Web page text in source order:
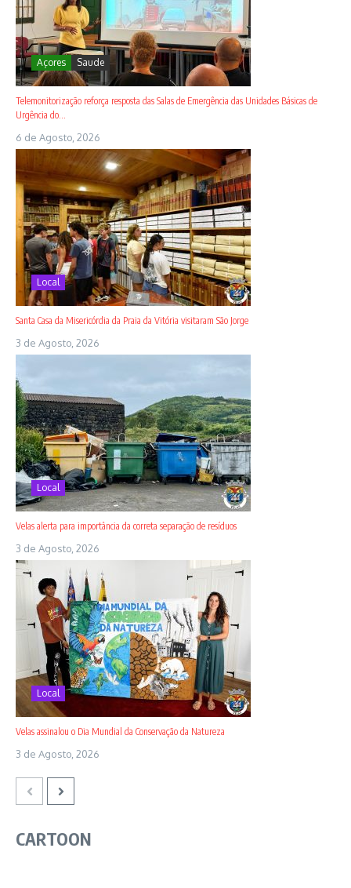
Açores Saude
Telemonitorização reforça resposta das Salas de Emergência das Unidades Básicas de
Urgência do...
6 de Agosto, 2026
Local
Santa Casa da Misericórdia da Praia da Vitória visitaram São Jorge
3 de Agosto, 2026
Local
Velas alerta para importância da correta separação de resíduos
3 de Agosto, 2026
Local
Velas assinalou o Dia Mundial da Conservação da Natureza
3 de Agosto, 2026
CARTOON